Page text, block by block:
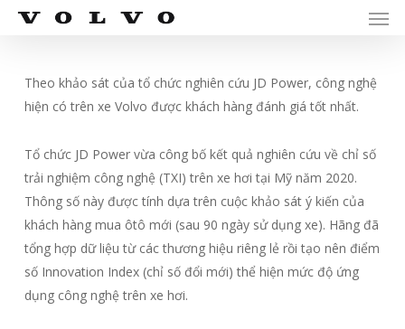
Skip
contentTheo khảo sát của tổ chức nghiên cứu JD Power, công nghệ
hiện có trên xe Volvo được khách hàng đánh giá tốt nhất.
Tổ chức JD Power vừa công bố kết quả nghiên cứu về chỉ số
trải nghiệm công nghệ (TXI) trên xe hơi tại Mỹ năm 2020.
Thông số này được tính dựa trên cuộc khảo sát ý kiến của
khách hàng mua ôtô mới (sau 90 ngày sử dụng xe). Hãng đã
tổng hợp dữ liệu từ các thương hiệu riêng lẻ rồi tạo nên điểm
số Innovation Index (chỉ số đổi mới) thể hiện mức độ ứng
dụng công nghệ trên xe hơi.
Menu